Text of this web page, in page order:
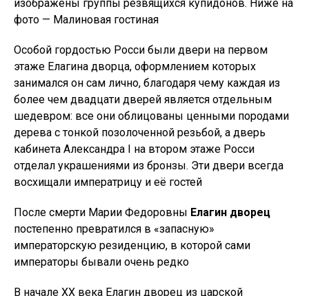
изображены группы резвящихся купидонов. Ниже на
фото — Малиновая гостиная
Особой гордостью Росси были двери на первом
этаже Елагина дворца, оформлением которых
занимался он сам лично, благодаря чему каждая из
более чем двадцати дверей является отдельным
шедевром: все они облицованы ценными породами
дерева с тонкой позолоченной резьбой, а дверь
кабинета Александра I на втором этаже Росси
отделал украшениями из бронзы. Эти двери всегда
восхищали императрицу и её гостей
После смерти Марии Федоровны Елагин дворец
постепенно превратился в «запасную»
императорскую резиденцию, в которой сами
императоры бывали очень редко
В начале XX века Елагин дворец из царской